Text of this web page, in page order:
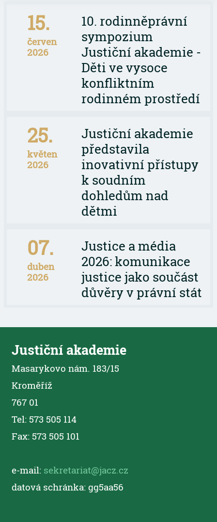
15.
červen
2026
10. rodinněprávní
sympozium
Justiční akademie -
Děti ve vysoce
konfliktním
rodinném prostředí
25.
květen
2026
Justiční akademie
představila
inovativní přístupy
k soudním
dohledům nad
dětmi
07.
duben
2026
Justice a média
2026: komunikace
justice jako součást
důvěry v právní stát
Justiční akademie
Masarykovo nám. 183/15
Kroměříž
767 01
Tel: 573 505 114
Fax: 573 505 101
e-mail: sekretariat@jacz.cz
datová schránka: gg5aa56